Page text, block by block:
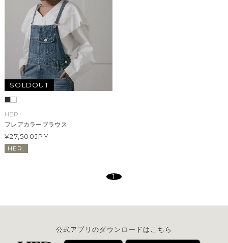
SOLDOUT
HER.
フレアカラーブラウス
¥27,500JPY
HER.
1
公式アプリのダウンロードはこちら